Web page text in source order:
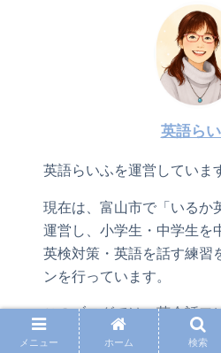
英語ら
英語らいふを運営していま
現在は、富山市で「いるか
運営し、小学生・中学生を
英検対策・英語を話す練習
ンを行っています。
このブログでは、英会話フ
発音、英語学習に役立つ内
メニュー ホーム 検索